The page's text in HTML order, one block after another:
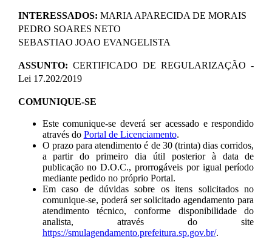
INTERESSADOS: MARIA APARECIDA DE MORAIS
PEDRO SOARES NETO
SEBASTIAO JOAO EVANGELISTA
ASSUNTO: CERTIFICADO DE REGULARIZAÇÃO -
Lei 17.202/2019
COMUNIQUE-SE
Este comunique-se deverá ser acessado e respondido
através do Portal de Licenciamento.
O prazo para atendimento é de 30 (trinta) dias corridos,
a partir do primeiro dia útil posterior à data de
publicação no D.O.C., prorrogáveis por igual período
mediante pedido no próprio Portal.
Em caso de dúvidas sobre os itens solicitados no
comunique-se, poderá ser solicitado agendamento para
atendimento técnico, conforme disponibilidade do
analista, através do site
https://smulagendamento.prefeitura.sp.gov.br/.